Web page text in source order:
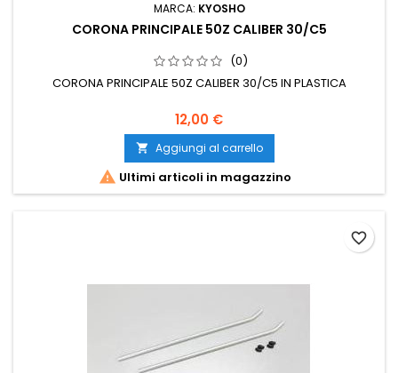
MARCA: KYOSHO
CORONA PRINCIPALE 50Z CALIBER 30/C5
(0)
CORONA PRINCIPALE 50Z CALIBER 30/C5 IN PLASTICA
12,00 €
 Aggiungi al carrello
 Ultimi articoli in magazzino
favorite_border